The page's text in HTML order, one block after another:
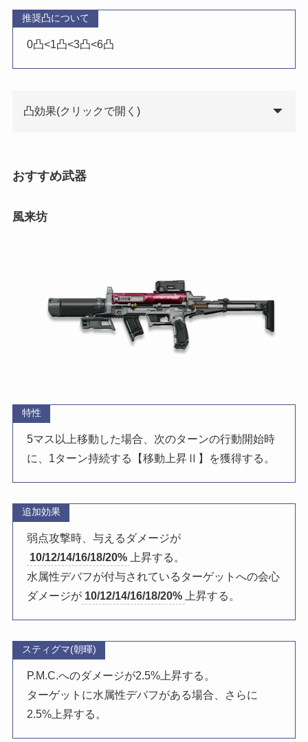
推奨凸について
0凸<1凸<3凸<6凸
凸効果(クリックで開く)
おすすめ武器
風来坊
特性
5マス以上移動した場合、次のターンの行動開始時
に、1ターン持続する【移動上昇Ⅱ】を獲得する。
追加効果
弱点攻撃時、与えるダメージが
10/12/14/16/18/20%
上昇する。
水属性デバフが付与されているターゲットへの会心
ダメージが 10/12/14/16/18/20% 上昇する。
スティグマ(朝暉)
P.M.C.へのダメージが2.5%上昇する。
ターゲットに水属性デバフがある場合、さらに
2.5%上昇する。